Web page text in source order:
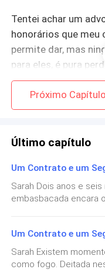
Tentei achar um
honorários que
permite dar, mas
para eles, é pura
Desesperada e
uma notícia de que
maiores
Bêbada e muito
meu nome para um
dado anos atrás.
minha cabeça
Próximo Capítulo
Último capítulo
Um Contrato e um
Sarah Dois anos e seis meses depois...Minha visão
embasbacada encara
separados, uma
braço pesado em
ao meu seio e eu o
que ainda dorme,
Um Contrato e um
Sarah Existem momentos que ficam marcados em você
como fogo. Deitada